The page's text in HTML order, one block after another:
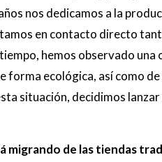
nos dedicamos a la
en contacto directo
hemos observado
forma ecológica, así como
situación, decidimos
migrando de las tiendas